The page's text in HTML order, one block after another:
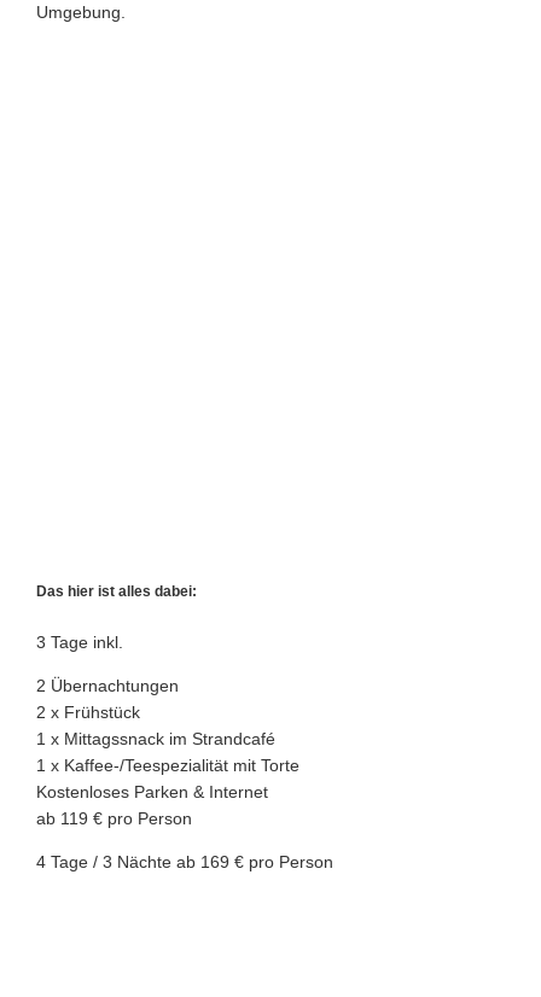
Umgebung.
Das hier ist alles dabei:
3 Tage inkl.
2 Übernachtungen
2 x Frühstück
1 x Mittagssnack im Strandcafé
1 x Kaffee-/Teespezialität mit Torte
Kostenloses Parken & Internet
ab 119 € pro Person
4 Tage / 3 Nächte ab 169 € pro Person